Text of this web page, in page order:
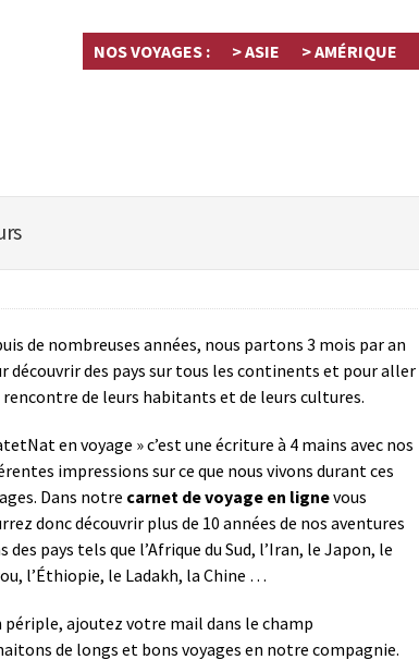
NOS VOYAGES : > ASIE > AMÉRIQUE
de nombreuses années, nous partons 3 mois par an
découvrir des pays sur tous les continents et pour aller
rencontre de leurs habitants et de leurs cultures.
en voyage » c’est une écriture à 4 mains avec nos
impressions sur ce que nous vivons durant ces
Dans notre carnet de voyage en lignevous
donc découvrir plus de 10 années de nos aventures
des pays tels que l’Afrique du Sud, l’Iran, le Japon, le
l’Éthiopie, le Ladakh, la Chine …
ajoutez votre mail dans le champ
de longs et bons voyages en notre compagnie.